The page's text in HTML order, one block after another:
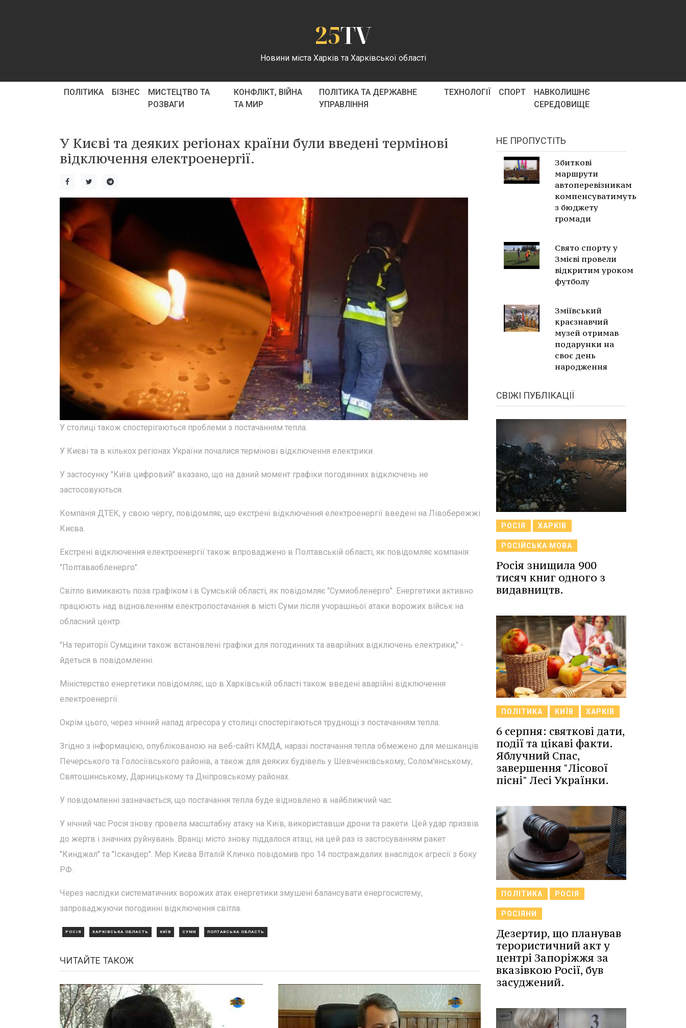
25TV
Новини міста Харків та Харківської області
ПОЛІТИКА БІЗНЕС
МИСТЕЦТВО ТА
РОЗВАГИ
КОНФЛІКТ, ВІЙНА
ТА МИР
ПОЛІТИКА ТА ДЕРЖАВНЕ
УПРАВЛІННЯ
ТЕХНОЛОГІЇ СПОРТ
НАВКОЛИШНЄ
СЕРЕДОВИЩЕ
У Києві та деяких регіонах країни були введені термінові
відключення електроенергії.
У столиці також спостерігаються проблеми з постачанням тепла.
У Києві та в кількох регіонах України почалися термінові відключення електрики.
У застосунку "Київ цифровий" вказано, що на даний момент графіки погодинних відключень не
застосовуються.
Компанія ДТЕК, у свою чергу, повідомляє, що екстрені відключення електроенергії введені на Лівобережжі
Києва.
Екстрені відключення електроенергії також впроваджено в Полтавській області, як повідомляє компанія
"Полтаваобленерго".
Світло вимикають поза графіком і в Сумській області, як повідомляє "Сумиобленерго". Енергетики активно
працюють над відновленням електропостачання в місті Суми після учорашньої атаки ворожих військ на
обласний центр.
"На території Сумщини також встановлені графіки для погодинних та аварійних відключень електрики," -
йдеться в повідомленні.
Міністерство енергетики повідомляє, що в Харківській області також введені аварійні відключення
електроенергії.
Окрім цього, через нічний напад агресора у столиці спостерігаються труднощі з постачанням тепла.
Згідно з інформацією, опублікованою на веб-сайті КМДА, наразі постачання тепла обмежено для мешканців
Печерського та Голосіївського районів, а також для деяких будівель у Шевченківському, Солом'янському,
Святошинському, Дарницькому та Дніпровському районах.
У повідомленні зазначається, що постачання тепла буде відновлено в найближчий час.
У нічний час Росія знову провела масштабну атаку на Київ, використавши дрони та ракети. Цей удар призвів
до жертв і значних руйнувань. Вранці місто знову піддалося атаці, на цей раз із застосуванням ракет
"Кинджал" та "Іскандер". Мер Києва Віталій Кличко повідомив про 14 постраждалих внаслідок агресії з боку
РФ.
Через наслідки систематичних ворожих атак енергетики змушені балансувати енергосистему,
запроваджуючи погодинні відключення світла.
РОСІЯ ХАРКІВСЬКА ОБЛАСТЬ КИЇВ СУМИ ПОЛТАВСЬКА ОБЛАСТЬ
ЧИТАЙТЕ ТАКОЖ
НЕ ПРОПУСТІТЬ
Збиткові
маршрути
автоперевізникам
компенсуватимуть
з бюджету
громади
Свято спорту у
Змієві провели
відкритим уроком
футболу
Зміївський
краєзнавчий
музей отримав
подарунки на
своє день
народження
СВІЖІ ПУБЛІКАЦІЇ
РОСІЯ ХАРКІВ
РОСІЙСЬКА МОВА
Росія знищила 900
тисяч книг одного з
видавництв.
ПОЛІТИКА КИЇВ ХАРКІВ
6 серпня: святкові дати,
події та цікаві факти.
Яблучний Спас,
завершення "Лісової
пісні" Лесі Українки.
ПОЛІТИКА РОСІЯ
РОСІЯНИ
Дезертир, що планував
терористичний акт у
центрі Запоріжжя за
вказівкою Росії, був
засуджений.